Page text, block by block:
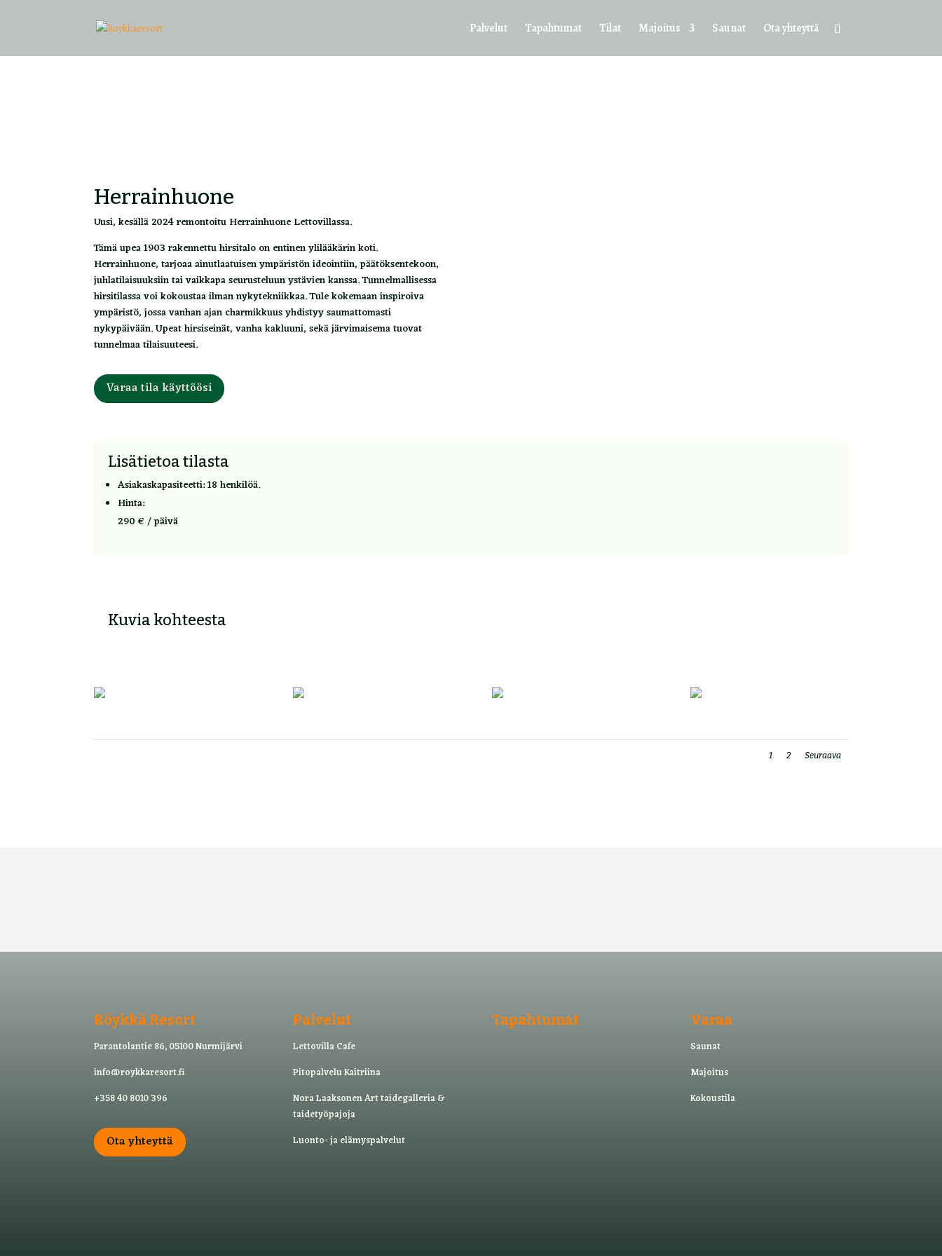
Palvelut Tapahtumat Tilat Majoitus Saunat Ota yhteyttä
Herrainhuone
Uusi, kesällä 2024 remontoitu Herrainhuone Lettovillassa.
Tämä upea 1903 rakennettu hirsitalo on entinen ylilääkärin koti.
Herrainhuone, tarjoaa ainutlaatuisen ympäristön ideointiin, päätöksentekoon,
juhlatilaisuuksiin tai vaikkapa seurusteluun ystävien kanssa. Tunnelmallisessa
hirsitilassa voi kokoustaa ilman nykytekniikkaa. Tule kokemaan inspiroiva
ympäristö, jossa vanhan ajan charmikkuus yhdistyy saumattomasti
nykypäivään. Upeat hirsiseinät, vanha kakluuni, sekä järvimaisema tuovat
tunnelmaa tilaisuuteesi.
Varaa tila käyttöösi
Lisätietoa tilasta
Asiakaskapasiteetti: 18 henkilöä.
Hinta:
290 € / päivä
Kuvia kohteesta
1 2 Seuraava
Röykkä Resort
Parantolantie 86, 05100 Nurmijärvi
info@roykkaresort.fi
+358 40 8010 396
Ota yhteyttä
Palvelut
Lettovilla Cafe
Pitopalvelu Kaitriina
Nora Laaksonen Art taide­galleria &
taide­työ­pajoja
Luonto- ja elämyspalvelut
Tapahtumat Varaa
Saunat
Majoitus
Kokoustila